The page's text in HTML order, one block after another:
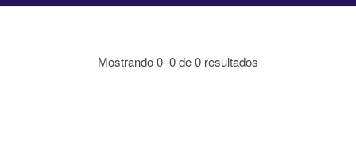
Mostrando 0–0 de 0 resultados